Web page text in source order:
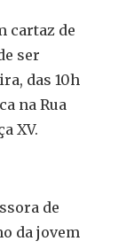
cartaz de
ser
das 10h
na Rua
XV.
de
da jovem